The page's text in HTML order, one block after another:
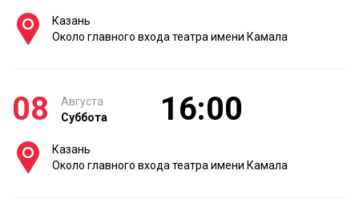
Казань
Около главного входа театра имени Камала
08
Августа
Суббота
16:00
Казань
Около главного входа театра имени Камала